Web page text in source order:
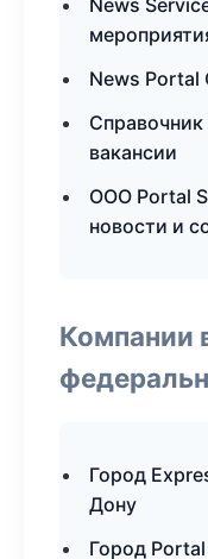
News
News Portal
вакансии
ООО Portal
новости и
Компании
Город
Дону
Город